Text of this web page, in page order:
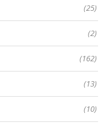
(25)
(2)
(162)
(13)
(10)